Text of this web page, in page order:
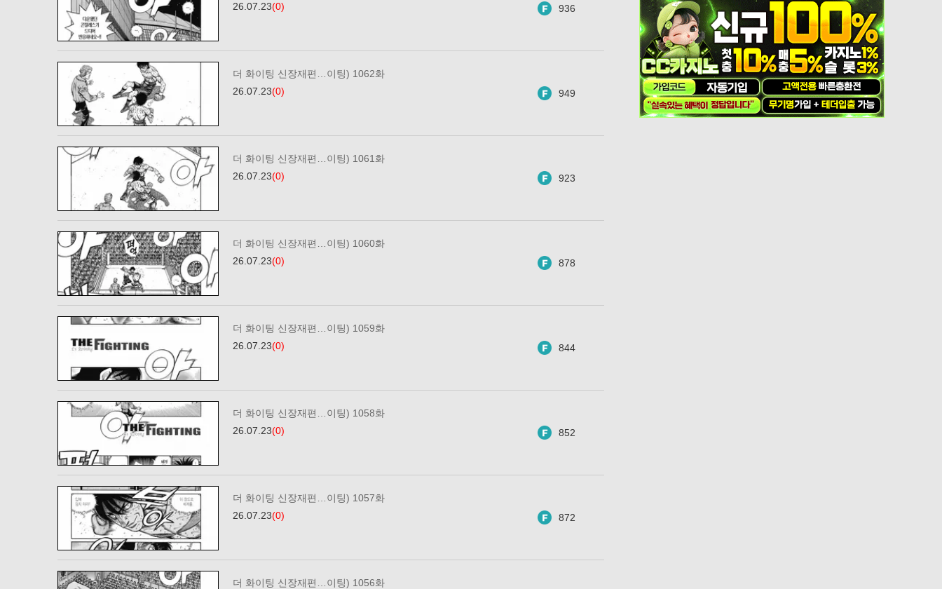
26.07.23(0) 936
더 화이팅 신장재편…이팅) 1062화
26.07.23(0) 949
더 화이팅 신장재편…이팅) 1061화
26.07.23(0) 923
더 화이팅 신장재편…이팅) 1060화
26.07.23(0) 878
더 화이팅 신장재편…이팅) 1059화
26.07.23(0) 844
더 화이팅 신장재편…이팅) 1058화
26.07.23(0) 852
더 화이팅 신장재편…이팅) 1057화
26.07.23(0) 872
더 화이팅 신장재편…이팅) 1056화